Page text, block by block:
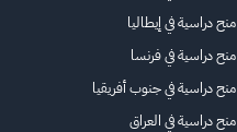
منح دراسية في إيطاليا
منح دراسية في فرنسا
منح دراسية في جنوب أفريقيا
منح دراسية في العراق